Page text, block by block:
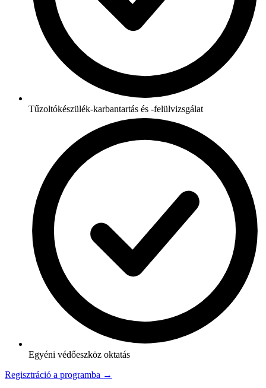
Tűzoltókészülék-karbantartás és -felülvizsgálat
Egyéni védőeszköz oktatás
Regisztráció a programba →